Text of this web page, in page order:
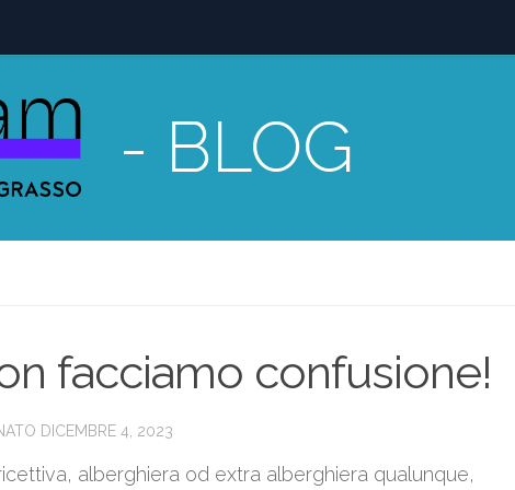
- BLOG
facciamo confusione!
DICEMBRE 4, 2023
alberghiera od extra alberghiera qualunque,